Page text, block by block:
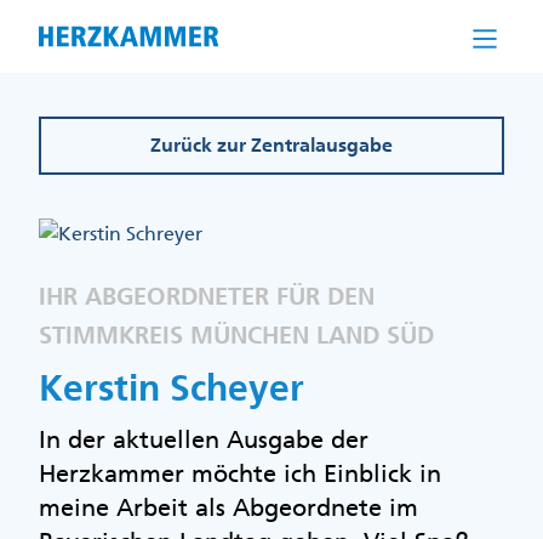
Zurück zur Zentralausgabe
IHR ABGEORDNETER FÜR DEN
STIMMKREIS MÜNCHEN LAND SÜD
Kerstin Scheyer
In der aktuellen Ausgabe der
Herzkammer möchte ich Einblick in
meine Arbeit als Abgeordnete im